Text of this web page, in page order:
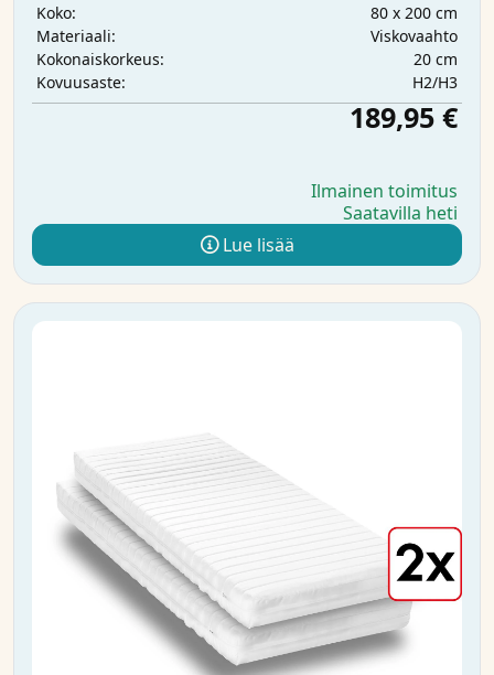
Koko:
80 x 200 cm
Materiaali:
Viskovaahto
Kokonaiskorkeus:
20 cm
Kovuusaste:
H2/H3
189,95 €
Ilmainen toimitus
Saatavilla heti
Lue lisää